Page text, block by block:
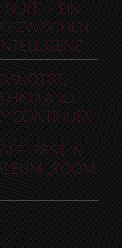
NUIT“ – EIN
ZWISCHEN
HAJJI AND
CONTINUES
„BEST IN
„ROOM